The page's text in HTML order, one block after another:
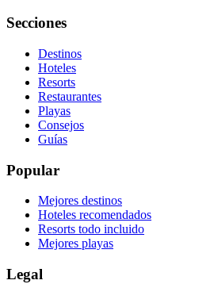
Secciones
Destinos
Hoteles
Resorts
Restaurantes
Playas
Consejos
Guías
Popular
Mejores destinos
Hoteles recomendados
Resorts todo incluido
Mejores playas
Legal